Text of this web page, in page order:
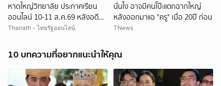
หาดใหญ่วิทยาลัย ประกาศเรียน
ออนไลน์ 10-11 ส.ค.69 หลังอดีต
ครูต่างชาติขู่ยิง
Thairath - ไทยรัฐออนไลน์
นั่นไง อาจมีคนโป๊ะแตกฉากใหญ่
หลังออกมาแฉ "ครู" เมื่อ 20ปี ก่อน
TNews
10 บทความที่อยากแนะนำให้คุณ